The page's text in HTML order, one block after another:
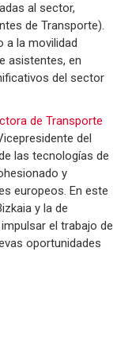
al sector,
de Transporte).
a la movilidad
asistentes, en
del sector
de Transporte
del
las tecnologías de
y
europeos. En este
y la de
el trabajo de
oportunidades